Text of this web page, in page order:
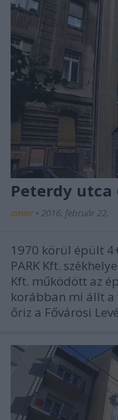
Peterdy utca
amier • 2016. február 22.
1970 körül épült
PARK Kft.
Kft. működött az
korábban mi állt a
őriz a Fővárosi